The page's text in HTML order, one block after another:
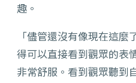
趣。
「儘管還沒有像現在這
得可以直接看到觀眾的表
非常舒服。看到觀眾聽到